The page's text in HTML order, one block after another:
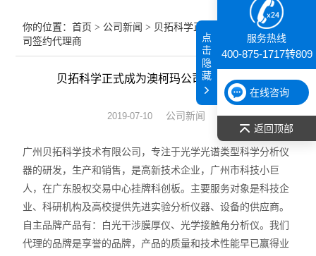
纳米粒度仪
膜厚仪
光谱部件及外设
拉曼光谱仪
差示/热重/差热/热分析
红外光谱（IR、傅立叶）
你的位置：首页 > 公司新闻 > 贝拓科学正式成为澳柯玛公
司签约代理商
贝拓科学正式成为澳柯玛公司签约代理商
2019-07-10 公司新闻
广州贝拓科学技术有限公司 ，专注于光学光谱类型科学分析仪
器的研发，生产和销售，是高新技术企业，广州市科技小巨
人，在广东股权交易中心挂牌科创板。主要服务对象是科技企
业、科研机构及高校提供先进实验分析仪器、设备的供应商。
自主品牌产品有：白光干涉膜厚仪、光学接触角分析仪。我们
代理的品牌是享誉的品牌，产品的质量和技术性能早已赢得业
服务热线
400-875-1717转809
在线咨询
返回顶部
点
击
隐
藏